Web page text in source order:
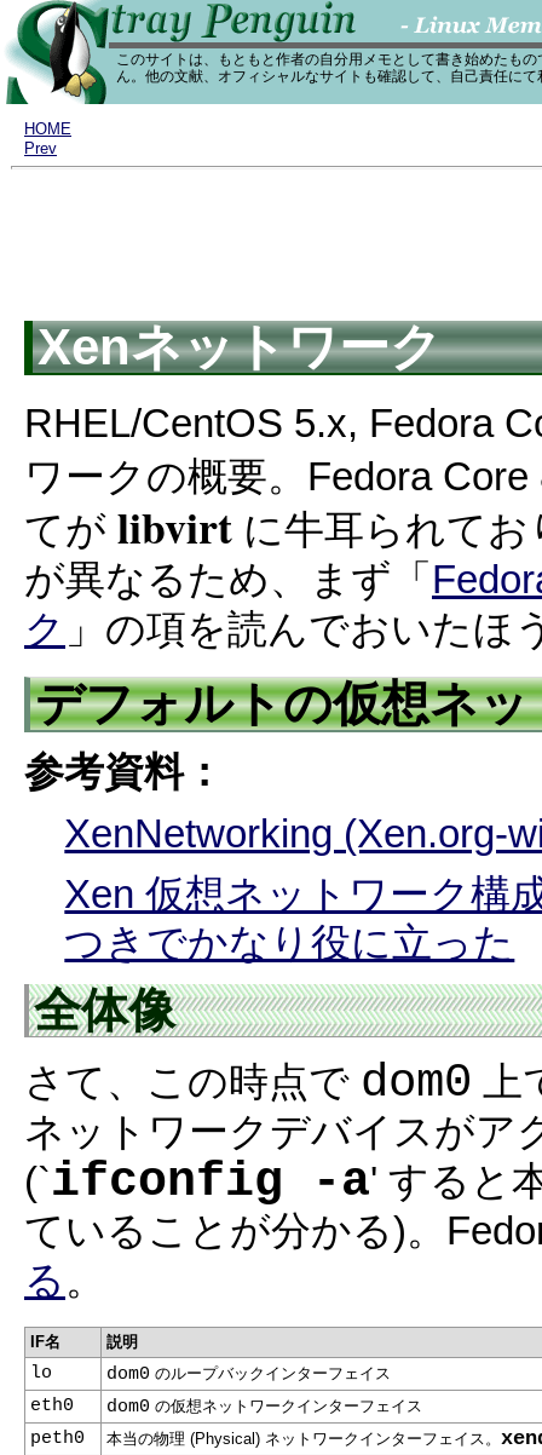
このサイトは、もともと作者の自分用メモとして書き始めたも
ん。他の文献、オフィシャルなサイトも確認して、自己責任に
HOME
Prev
Xenネットワーク
RHEL/CentOS 5.x, Fedora
ワークの概要。Fedora Core
てが libvirt に牛耳られて
が異なるため、まず「
ク 」の項を読んでおいたほ
デフォルトの仮想ネ
参考資料：
XenNetworking (Xen.org-
Xen 仮想ネットワーク構
つきでかなり役に立った
全体像
さて、この時点で dom0 上
ネットワークデバイスがア
(`ifconfig -a' すると
ていることが分かる)。
る 。
IF名 説明
lo dom0 のループバックインターフェイス
eth0 dom0 の仮想ネットワークインターフェイス
peth0 本当の物理 (Physical) ネットワークインターフェイス。